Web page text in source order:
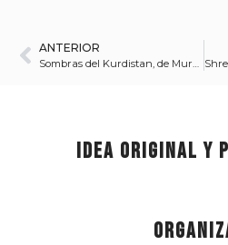
ANTERIOR
Idea original y